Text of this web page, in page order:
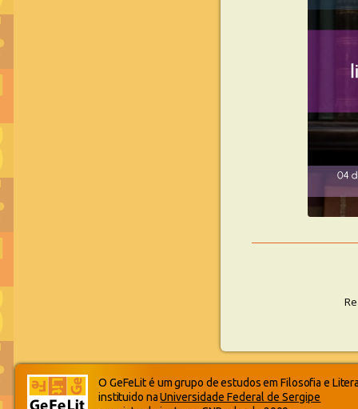
O GeFeLit é um grupo de estudos em Filosofia e
instituido naUniversidade Federal de Sergipe